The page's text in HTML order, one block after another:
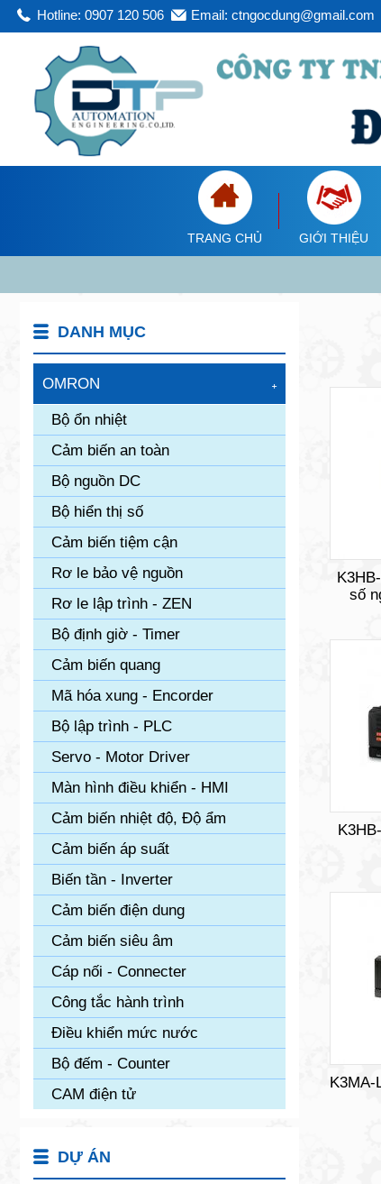
Hotline: 0907 120 506 Email: ctngocdung@gmail.com
TRANG CHỦ GIỚI THIỆU
số
K3MA-
DANH MỤC
OMRON
Bộ ổn nhiệt
Cảm biến an toàn
Bộ nguồn DC
Bộ hiển thị số
Cảm biến tiệm cận
Rơ le bảo vệ nguồn
Rơ le lập trình - ZEN
Bộ định giờ - Timer
Cảm biến quang
Mã hóa xung - Encorder
Bộ lập trình - PLC
Servo - Motor Driver
Màn hình điều khiển - HMI
Cảm biến nhiệt độ, Độ ẩm
Cảm biến áp suất
Biến tần - Inverter
Cảm biến điện dung
Cảm biến siêu âm
Cáp nối - Connecter
Công tắc hành trình
Điều khiển mức nước
Bộ đếm - Counter
CAM điện tử
DỰ ÁN